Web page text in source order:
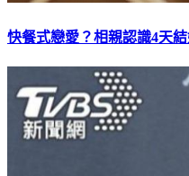
快餐式戀愛？相親認識4天